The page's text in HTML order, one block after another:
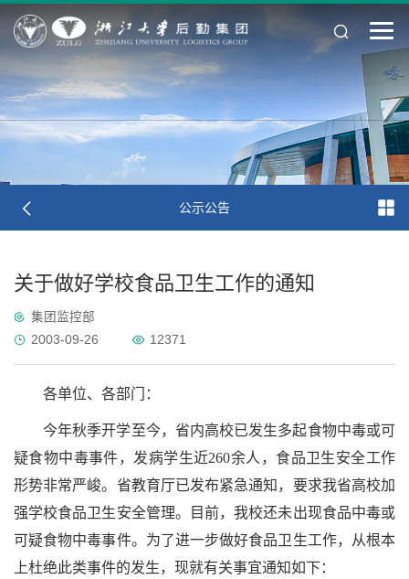
公示公告
关于做好学校食品卫生工作的通知
集团监控部
2003-09-26
12371
各单位、各部门：
今年秋季开学至今，省内高校已发生多起食物中毒或可
疑食物中毒事件，发病学生近260余人，食品卫生安全工作
形势非常严峻。省教育厅已发布紧急通知，要求我省高校加
强学校食品卫生安全管理。目前，我校还未出现食品中毒或
可疑食物中毒事件。为了进一步做好食品卫生工作，从根本
上杜绝此类事件的发生，现就有关事宜通知如下：